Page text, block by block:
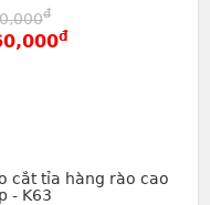
đ
đ
cắt tỉa hàng rào cao
- K63